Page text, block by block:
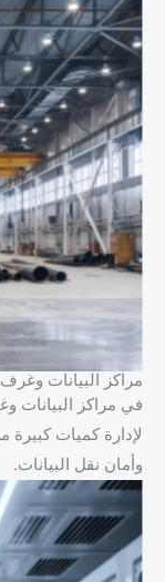
مراكز البيانات
في مراكز البيانات
لإدارة كميات كبيرة
وأمان نقل البيانات.